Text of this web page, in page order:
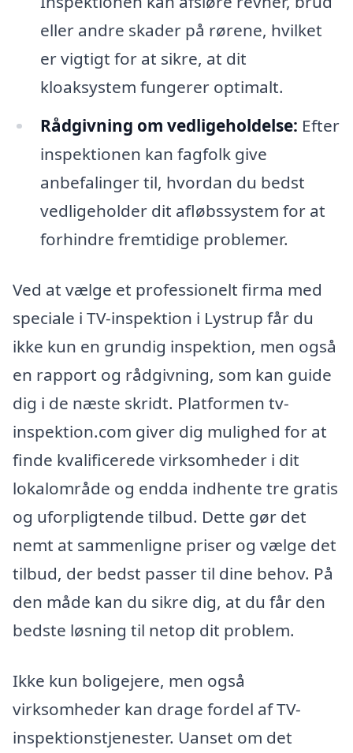
eller andre skader på rørene, hvilket
er vigtigt for at sikre, at dit
kloaksystem fungerer optimalt.
Rådgivning om vedligeholdelse: Efter
inspektionen kan fagfolk give
anbefalinger til, hvordan du bedst
vedligeholder dit afløbssystem for at
forhindre fremtidige problemer.
Ved at vælge et professionelt firma med
speciale i TV-inspektion i Lystrup får du
ikke kun en grundig inspektion, men også
en rapport og rådgivning, som kan guide
dig i de næste skridt. Platformen tv-
inspektion.com giver dig mulighed for at
finde kvalificerede virksomheder i dit
lokalområde og endda indhente tre gratis
og uforpligtende tilbud. Dette gør det
nemt at sammenligne priser og vælge det
tilbud, der bedst passer til dine behov. På
den måde kan du sikre dig, at du får den
bedste løsning til netop dit problem.
Ikke kun boligejere, men også
virksomheder kan drage fordel af TV-
inspektionstjenester. Uanset om det